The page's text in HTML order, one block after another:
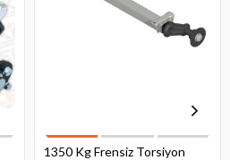
1350 Kg Frensiz Torsiyon